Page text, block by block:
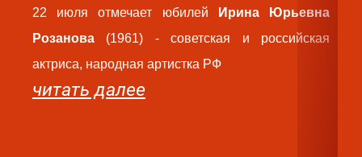
22 июля отмечает юбилей Ирина Юрьевна
Розанова (1961) - советская и российская
актриса, народная артистка РФ
читать далее